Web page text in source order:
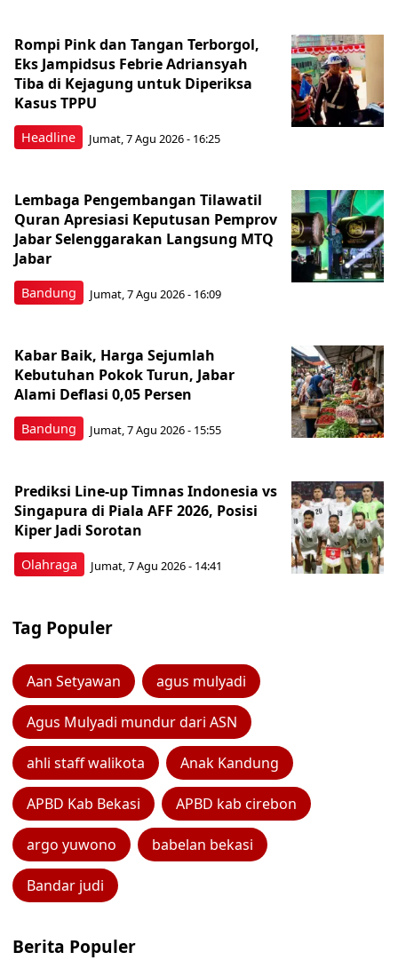
Headline
Rompi Pink dan Tangan Terborgol,
Eks Jampidsus Febrie Adriansyah
Tiba di Kejagung untuk Diperiksa
Kasus TPPU
Jumat, 7 Agu 2026 - 16:25
Bandung
Lembaga Pengembangan Tilawatil
Quran Apresiasi Keputusan Pemprov
Jabar Selenggarakan Langsung MTQ
Jabar
Jumat, 7 Agu 2026 - 16:09
Bandung
Kabar Baik, Harga Sejumlah
Kebutuhan Pokok Turun, Jabar
Alami Deflasi 0,05 Persen
Jumat, 7 Agu 2026 - 15:55
Olahraga
Prediksi Line-up Timnas Indonesia vs
Singapura di Piala AFF 2026, Posisi
Kiper Jadi Sorotan
Jumat, 7 Agu 2026 - 14:41
Tag Populer
Aan Setyawan agus mulyadi
Agus Mulyadi mundur dari ASN
ahli staff walikota Anak Kandung
APBD Kab Bekasi APBD kab cirebon
argo yuwono babelan bekasi
Bandar judi
Berita Populer